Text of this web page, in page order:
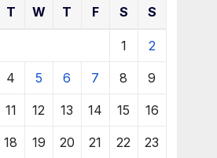
T W T F S S
1 2
4 5 6 7 8 9
11 12 13 14 15 16
18 19 20 21 22 23